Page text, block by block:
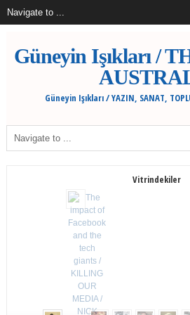
Güneyin Işıkları /
Güneyin Işıkları / YAZIN, SANAT,
Vitrindekiler